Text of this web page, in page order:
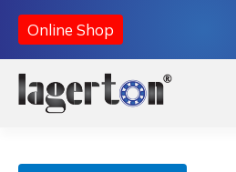
Online Shop
Početna